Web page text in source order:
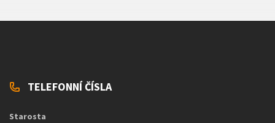
TELEFONNÍ ČÍSLA
Starosta